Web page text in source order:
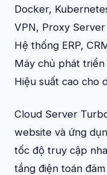
Docker,
VPN, Proxy Server
Hệ thống ERP,
Máy chủ phát
Hiệu suất cao cho
Cloud Server
website và ứng
tốc độ truy cập
tầng điện toán